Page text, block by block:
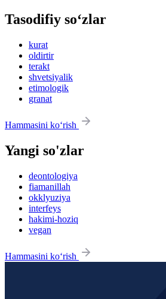
Tasodifiy so‘zlar
kurat
oldirtir
terakt
shvetsiyalik
etimologik
granat
Hammasini ko‘rish
Yangi so'zlar
deontologiya
fiamanillah
okklyuziya
interfeys
hakimi-hoziq
vegan
Hammasini ko‘rish